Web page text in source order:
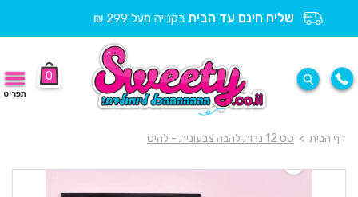
שליח חינם עד הבית בקנייה מעל 299 ₪
0
תפריט
דף הבית > סט 12 נרות להבה צבעונית - להיט